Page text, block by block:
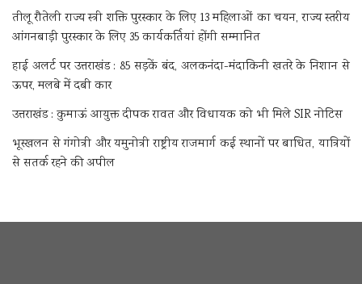
तीलू रौतेली राज्य स्त्री शक्ति पुरस्कार के लिए 13 महिलाओं का चयन, राज्य स्तरीय
आंगनबाड़ी पुरस्कार के लिए 35 कार्यकर्तियां होंगी सम्मानित
हाई अलर्ट पर उत्तराखंड : 85 सड़कें बंद, अलकनंदा-मंदाकिनी खतरे के निशान से
ऊपर, मलबे में दबी कार
उत्तराखंड : कुमाऊं आयुक्त दीपक रावत और विधायक को भी मिले SIR नोटिस
भूस्खलन से गंगोत्री और यमुनोत्री राष्ट्रीय राजमार्ग कई स्थानों पर बाधित, यात्रियों
से सतर्क रहने की अपील